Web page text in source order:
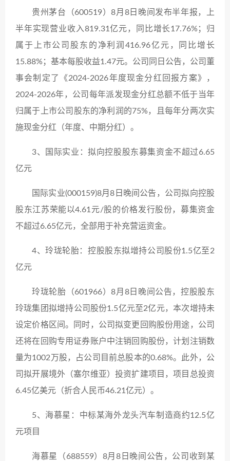
贵州茅台（600519）8月8日晚间发布半年报，上
半年实现营业收入819.31亿元，同比增长17.76%；归
属于上市公司股东的净利润416.96亿元，同比增长
15.88%；基本每股收益1.47元。公司同日公告，公司董
事会制定了《2024-2026年度现金分红回报方案》，
2024-2026年，公司每年派发现金分红总额不低于当年
归属于上市公司股东的净利润的75%，且每年分两次实
施现金分红（年度、中期分红）。
3、国际实业：拟向控股股东募集资金不超过6.65
亿元
国际实业(000159)8月8日晚间公告，公司拟向控股
股东江苏荣能以4.61元/股的价格发行股份，募集资金
不超过6.65亿元，全部用于补充营运资金。
4、玲珑轮胎：控股股东拟增持公司股份1.5亿至2
亿元
玲珑轮胎（601966）8月8日晚间公告，控股股东
玲珑集团拟增持公司股份1.5亿元至2亿元，本次增持未
设定价格区间。同时，公司拟变更回购股份用途，公司
还将在回购专用证券账户中注销回购股份，计划注销数
量为1002万股，占公司目前总股本的0.68%。此外，公
司拟开展境外（塞尔维亚）投资扩建项目，项目总投资
6.45亿美元（折合人民币46.21亿元）。
5、海慕星：中标某海外龙头汽车制造商约12.5亿
元项目
海慕星（688559）8月8日晚间公告，公司收到某